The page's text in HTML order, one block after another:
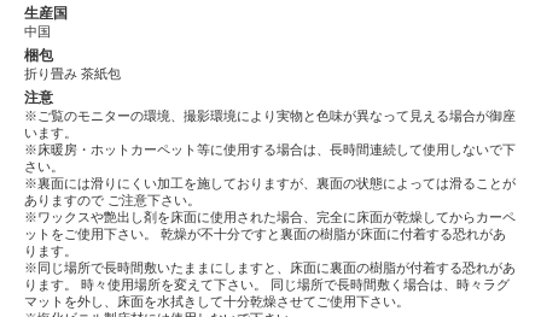
生産国
中国
梱包
折り畳み 茶紙包
注意
※ご覧のモニターの環境、撮影環境により実物と色味が異なって見える場合が御座
います。
※床暖房・ホットカーペット等に使用する場合は、長時間連続して使用しないで下
さい。
※裏面には滑りにくい加工を施しておりますが、裏面の状態によっては滑ることが
ありますので ご注意下さい。
※ワックスや艶出し剤を床面に使用された場合、完全に床面が乾燥してからカーペ
ットをご使用下さい。 乾燥が不十分ですと裏面の樹脂が床面に付着する恐れがあ
ります。
※同じ場所で長時間敷いたままにしますと、床面に裏面の樹脂が付着する恐れがあ
ります。 時々使用場所を変えて下さい。 同じ場所で長時間敷く場合は、時々ラグ
マットを外し、床面を水拭きして十分乾燥させてご使用下さい。